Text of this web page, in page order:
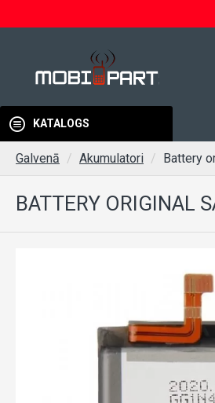
KATALOGS
Galvenā Akumulatori Battery
BATTERY ORIGINAL